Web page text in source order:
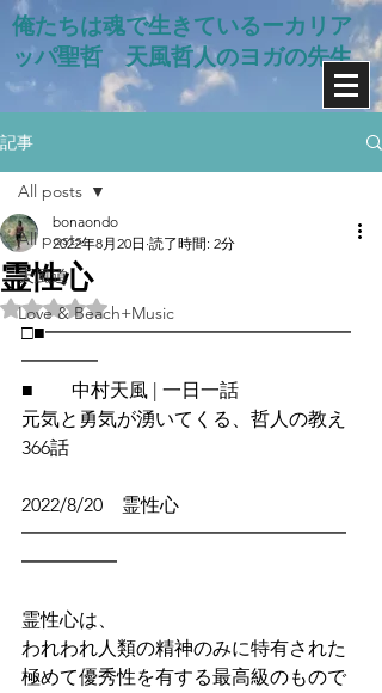
俺たちは魂で生きているー​カリア
ッパ聖哲 天風哲人のヨガの先生
記事
All posts
天風道
Love & Beach+Music
All posts
霊性心
bonaondo
2022年8月20日 読了時間: 2分
5つ星のうちNaNと評価されています。
□■━━━━━━━━━━━━━━━━
━━━━
■　　中村天風 | 一日一話
元気と勇気が湧いてくる、哲人の教え
366話
2022/8/20　霊性心
━━━━━━━━━━━━━━━━━
━━━━━
霊性心は、
われわれ人類の精神のみに特有された
極めて優秀性を有する最高級のもので